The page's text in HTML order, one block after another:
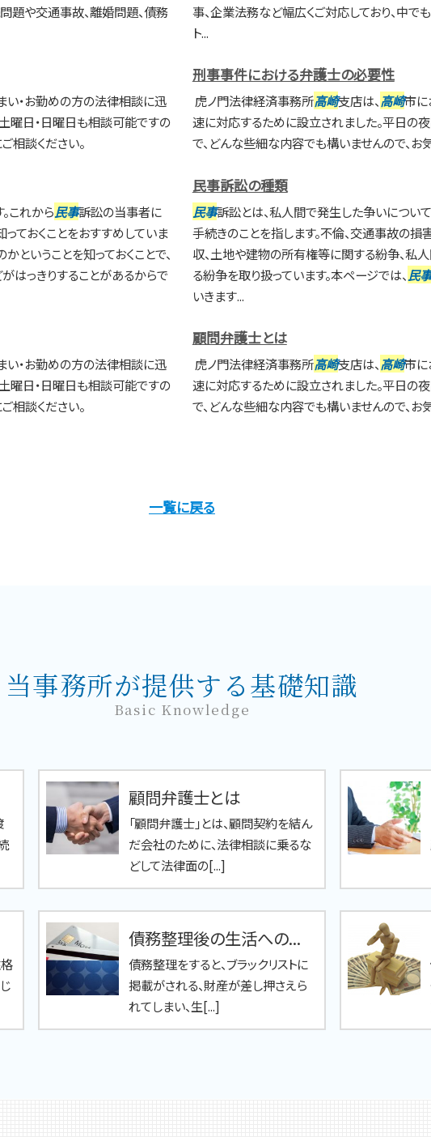
題や交通事故、離婚問題、債務
事、企業法務など幅広くご対応しており、中
ト...
い・お勤めの方の法律相談に迅
曜日・日曜日も相談可能ですの
相談ください。
刑事事件における弁護士の必要性
虎ノ門法律経済事務所高崎支店は、 高崎市に
速に対応するために設立されました。平日の
で、どんな些細な内容でも構いませんので、お
これから民事訴訟の当事者に
ておくことをおすすめしていま
ということを知っておくことで、
はっきりすることがあるからで
民事訴訟の種類
民事訴訟とは、私人間で発生した争いについ
手続きのことを指します。不倫、交通事故の
収、土地や建物の所有権等に関する紛争、私
る紛争を取り扱っています。本ページでは、 民事
いきます...
い・お勤めの方の法律相談に迅
曜日・日曜日も相談可能ですの
相談ください。
顧問弁護士とは
虎ノ門法律経済事務所高崎支店は、 高崎市に
速に対応するために設立されました。平日の
で、どんな些細な内容でも構いませんので、お
一覧に戻る
当事務所が提供する基礎知識
Basic Knowledge
顧問弁護士とは
「顧問弁護士」とは、顧問契約を結ん
だ会社のために、法律相談に乗るな
どして法律面の[...]
債務整理後の生活への...
債務整理をすると、ブラックリストに
掲載がされる、財産が差し押さえら
れてしまい、生[...]